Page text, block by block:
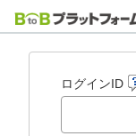
ログインID